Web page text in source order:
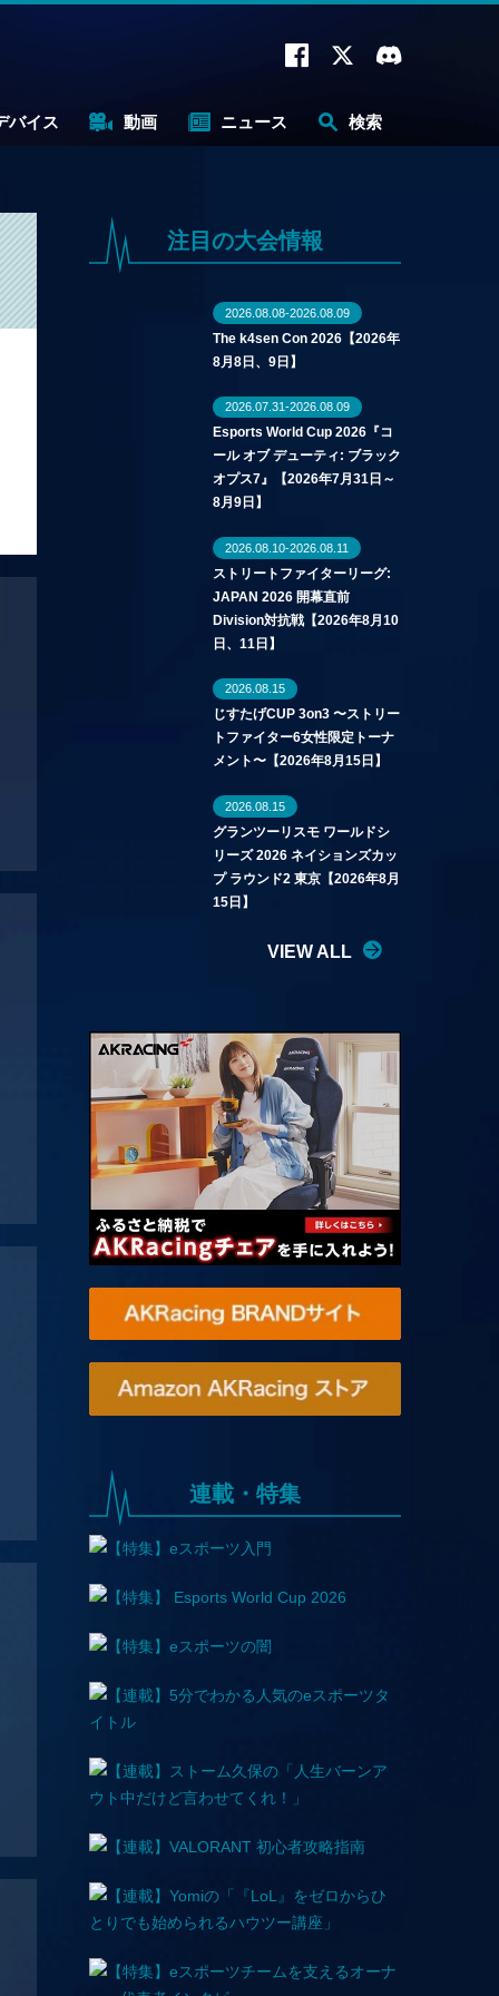
バイス 動画 ニュース 検索
注目の大会情報
2026.08.08-2026.08.09
The k4sen Con 2026【2026年
8月8日、9日】
2026.07.31-2026.08.09
Esports World Cup 2026『コ
ール オブ デューティ: ブラック
オプス7』【2026年7月31日～
8月9日】
2026.08.10-2026.08.11
ストリートファイターリーグ:
JAPAN 2026 開幕直前
Division対抗戦【2026年8月10
日、11日】
2026.08.15
じすたげCUP 3on3 〜ストリー
トファイター6女性限定トーナ
メント〜【2026年8月15日】
2026.08.15
グランツーリスモ ワールドシ
リーズ 2026 ネイションズカッ
プ ラウンド2 東京【2026年8月
15日】
VIEW ALL
連載・特集